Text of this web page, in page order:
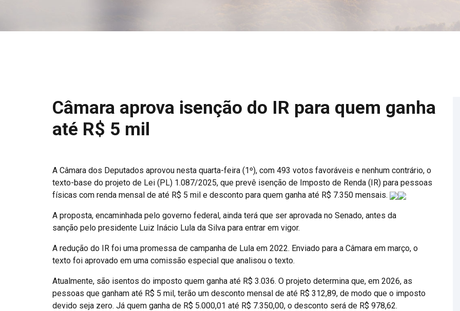
Câmara aprova isenção do IR para quem ganha
até R$ 5 mil
A Câmara dos Deputados aprovou nesta quarta-feira (1º), com 493 votos favoráveis e nenhum contrário, o
texto-base do projeto de Lei (PL) 1.087/2025, que prevê isenção de Imposto de Renda (IR) para pessoas
físicas com renda mensal de até R$ 5 mil e desconto para quem ganha até R$ 7.350 mensais.
A proposta, encaminhada pelo governo federal, ainda terá que ser aprovada no Senado, antes da
sanção pelo presidente Luiz Inácio Lula da Silva para entrar em vigor.
A redução do IR foi uma promessa de campanha de Lula em 2022. Enviado para a Câmara em março, o
texto foi aprovado em uma comissão especial que analisou o texto.
Atualmente, são isentos do imposto quem ganha até R$ 3.036. O projeto determina que, em 2026, as
pessoas que ganham até R$ 5 mil, terão um desconto mensal de até R$ 312,89, de modo que o imposto
devido seja zero. Já quem ganha de R$ 5.000,01 até R$ 7.350,00, o desconto será de R$ 978,62.